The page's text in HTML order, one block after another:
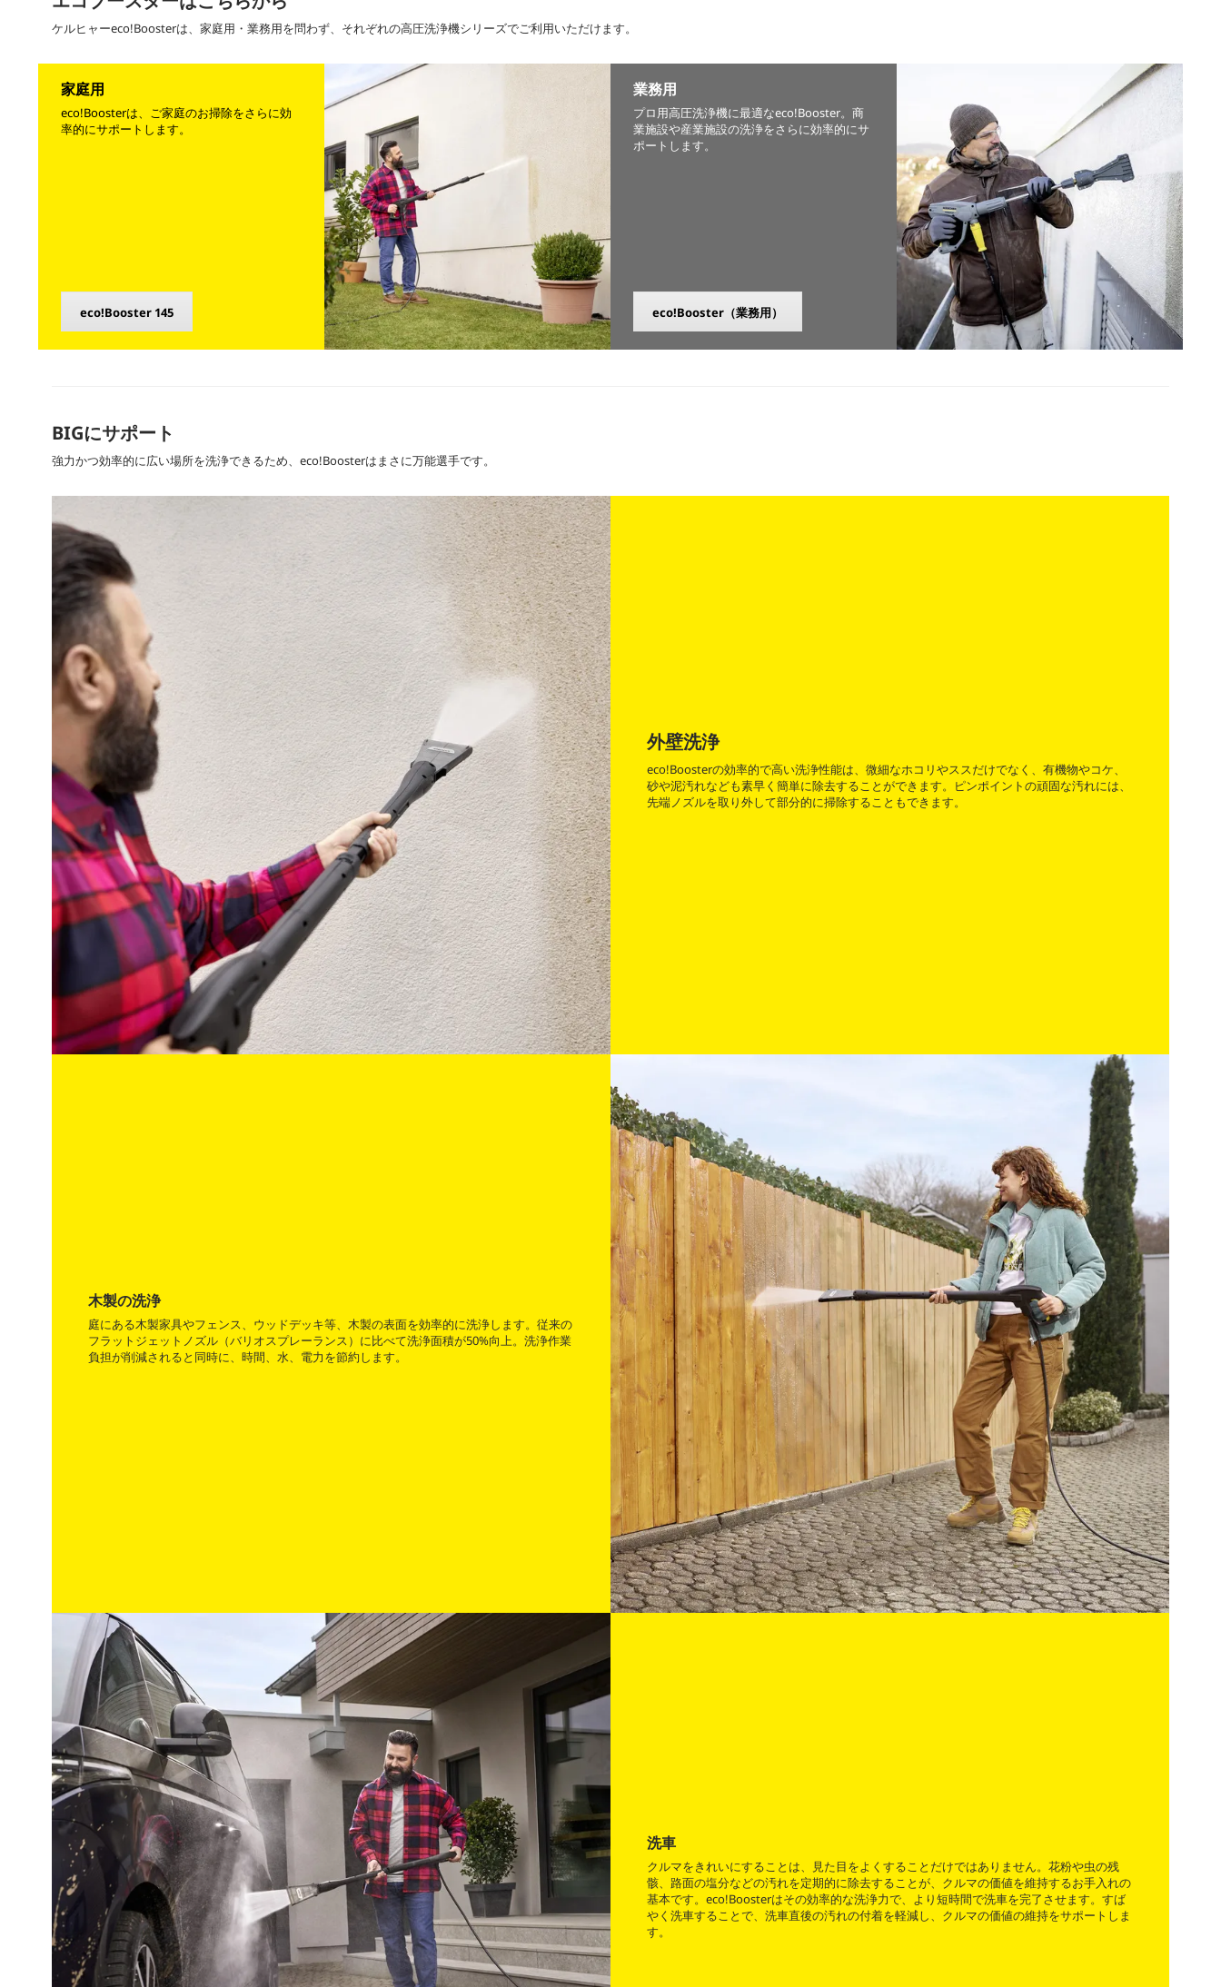
ケルヒャーeco!Boosterは、家庭用・業務用を問わず、それぞれの高圧洗浄機シリーズでご利用いただけます。
家庭用
eco!Boosterは、ご家庭のお掃除をさらに効
率的にサポートします。
eco!Booster 145
業務用
プロ用高圧洗浄機に最適なeco!Booster。商
業施設や産業施設の洗浄をさらに効率的にサ
ポートします。
eco!Booster （業務用）
BIGにサポート
強力かつ効率的に広い場所を洗浄できるため、eco!Boosterはまさに万能選手です。
外壁洗浄
eco!Boosterの効率的で高い洗浄性能は、微細なホコリやススだけでなく、有機物やコケ、
砂や泥汚れなども素早く簡単に除去することができます。ピンポイントの頑固な汚れには、
先端ノズルを取り外して部分的に掃除することもできます。
木製の洗浄
庭にある木製家具やフェンス、ウッドデッキ等、木製の表面を効率的に洗浄します。従来の
フラットジェットノズル（バリオスプレーランス）に比べて洗浄面積が50%向上。洗浄作業
負担が削減されると同時に、時間、水、電力を節約します。
洗車
クルマをきれいにすることは、見た目をよくすることだけではありません。花粉や虫の残
骸、路面の塩分などの汚れを定期的に除去することが、クルマの価値を維持するお手入れの
基本です。eco!Boosterはその効率的な洗浄力で、より短時間で洗車を完了させます。すば
やく洗車することで、洗車直後の汚れの付着を軽減し、クルマの価値の維持をサポートしま
す。